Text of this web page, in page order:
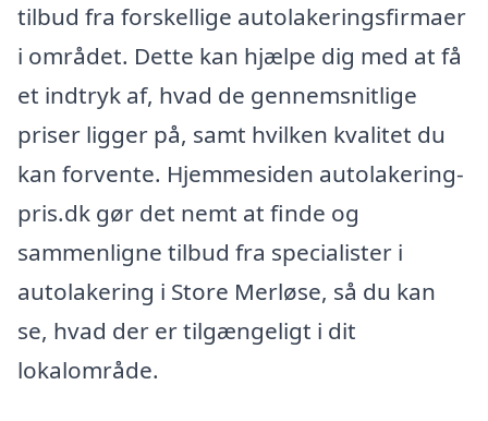
tilbud fra forskellige autolakeringsfirmaer
i området. Dette kan hjælpe dig med at få
et indtryk af, hvad de gennemsnitlige
priser ligger på, samt hvilken kvalitet du
kan forvente. Hjemmesiden autolakering-
pris.dk gør det nemt at finde og
sammenligne tilbud fra specialister i
autolakering i Store Merløse, så du kan
se, hvad der er tilgængeligt i dit
lokalområde.